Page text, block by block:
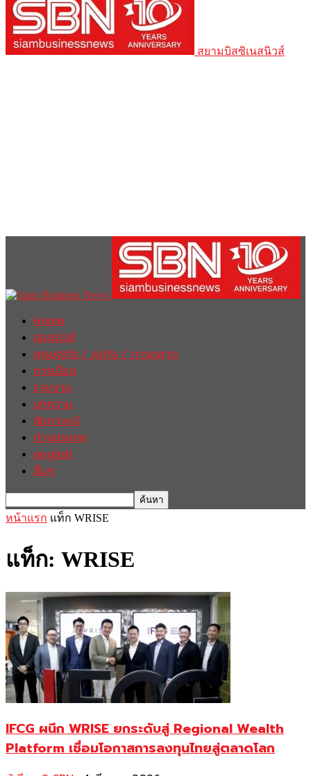
สยามบิสซิเนสนิวส์
Home
ฮอตนิวส์
เศรษฐกิจ / ธุรกิจ / การตลาด
การเมือง
รายงาน
บทความ
สัมภาษณ์
ต่างประเทศ
english
อื่นๆ
หน้าแรก แท็ก WRISE
แท็ก: WRISE
IFCG ผนึก WRISE ยกระดับสู่ Regional Wealth
Platform เชื่อมโอกาสการลงทุนไทยสู่ตลาดโลก